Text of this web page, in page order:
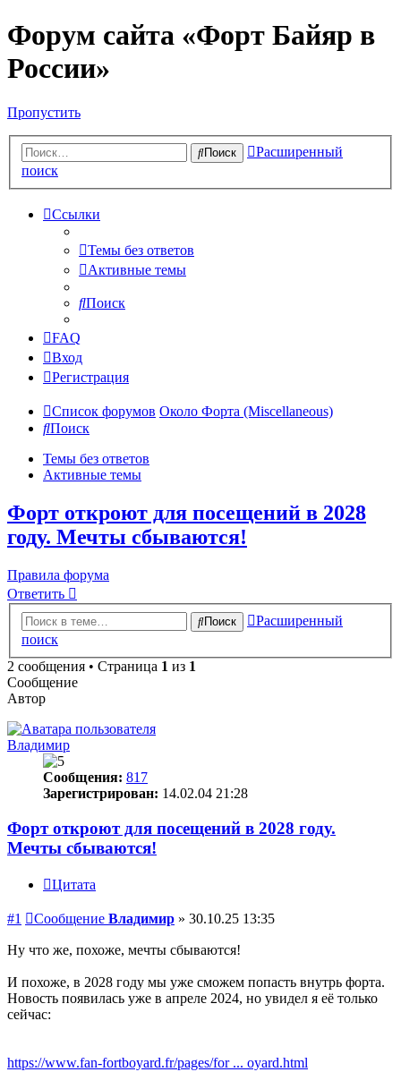
Форум сайта «Форт Байяр в
России»
Пропустить
Поиск
Расширенный
поиск
Ссылки
Темы без ответов
Активные темы
Поиск
FAQ
Вход
Регистрация
Список форумов Около Форта (Miscellaneous)
Поиск
Темы без ответов
Активные темы
Форт откроют для посещений в 2028
году. Мечты сбываются!
Правила форума
Ответить
Поиск
Расширенный
поиск
2 сообщения • Страница 1 из 1
Сообщение
Автор
Владимир
Сообщения: 817
Зарегистрирован: 14.02.04 21:28
Форт откроют для посещений в 2028 году.
Мечты сбываются!
Цитата
#1 Сообщение Владимир » 30.10.25 13:35
Ну что же, похоже, мечты сбываются!
И похоже, в 2028 году мы уже сможем попасть внутрь форта.
Новость появилась уже в апреле 2024, но увидел я её только
сейчас:
https://www.fan-fortboyard.fr/pages/for ... oyard.html